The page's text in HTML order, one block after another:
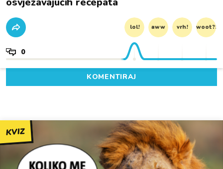
lol! aww vrh! woot?!
0
KOMENTIRAJ
KVIZ